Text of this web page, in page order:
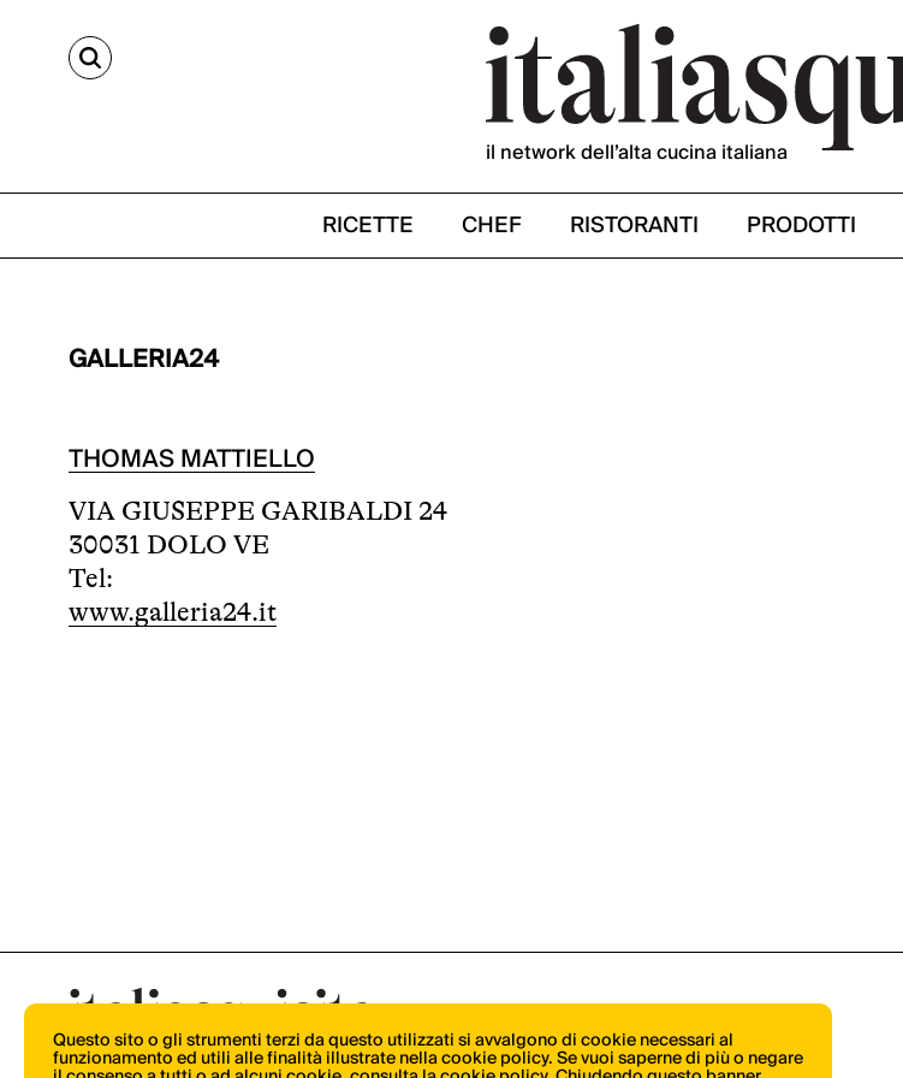
CERCA
il network dell’alta cucina italiana
RICETTE CHEF RISTORANTI PRODOTTI
GALLERIA24
THOMAS MATTIELLO
VIA GIUSEPPE GARIBALDI 24
30031 DOLO VE
Tel:
www.galleria24.it
Questo sito o gli strumenti terzi da questo utilizzati si avvalgono di cookie necessari al
funzionamento ed utili alle finalità illustrate nella cookie policy. Se vuoi saperne di più o negare